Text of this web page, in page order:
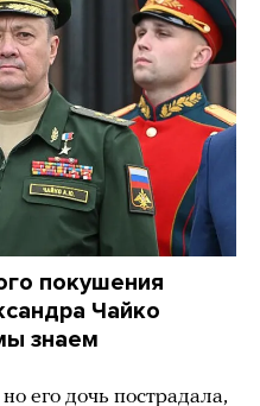
покушения
Чайко
знаем
его дочь пострадала,